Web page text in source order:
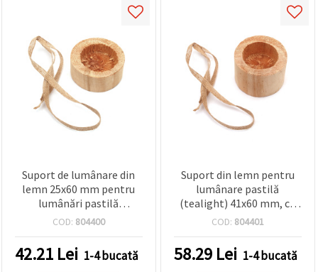
Suport de lumânare din
lemn 25x60 mm pentru
lumânări pastilă
(tealight) 40x15 mm, cu
mm
COD: 804400
42.21 Lei 1-4 bucată
Suport din lemn pentru
lumânare pastilă
(tealight) 41x60 mm, cu
panglică din iută 530x7
lumânare 40x25 mm
COD: 804401
58.29 Lei 1-4 bucată